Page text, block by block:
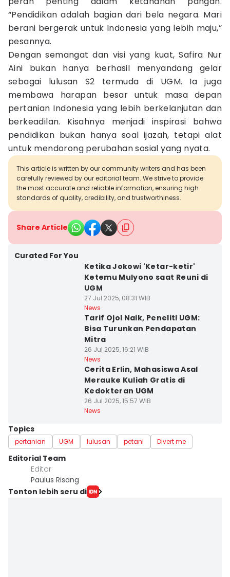
“Pendidikan adalah bagian dari bela negara. Mari
berani bergerak untuk Indonesia yang lebih maju,”
pesannya.
Dengan semangat dan visi yang kuat, Safira Nur
Aini bukan hanya berhasil menyandang gelar
sebagai lulusan S2 termuda di UGM. Ia juga
membawa harapan besar untuk masa depan
pertanian Indonesia yang lebih berkelanjutan dan
berkeadilan. Kisahnya menjadi inspirasi bahwa
pendidikan bukan hanya soal ijazah, tetapi alat
untuk mendorong perubahan sosial yang nyata.
This article is written by our community writers and has been
carefully reviewed by our editorial team. We strive to provide
the most accurate and reliable information, ensuring high
standards of quality, credibility, and trustworthiness.
Share Article
Curated For You
Ketika Jokowi 'Ketar-ketir'
Ketemu Mulyono saat Reuni di
UGM
27 Jul 2025, 08:31 WIB
News
Tarif Ojol Naik, Peneliti UGM:
Bisa Turunkan Pendapatan
Mitra
26 Jul 2025, 16:21 WIB
News
Cerita Erlin, Mahasiswa Asal
Merauke Kuliah Gratis di
Kedokteran UGM
26 Jul 2025, 15:57 WIB
News
Topics
pertanian UGM lulusan petani Divert me
Editorial Team
Editor
Paulus Risang
Tonton lebih seru di